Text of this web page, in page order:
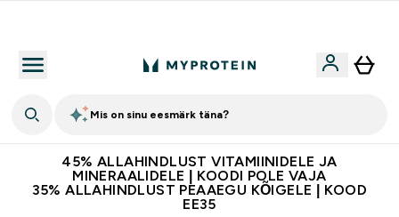
Mis on sinu eesmärk täna?
45% ALLAHINDLUST VITAMIINIDELE JA
MINERAALIDELE | KOODI POLE VAJA
35% ALLAHINDLUST PEAAEGU KÕIGELE | KOOD
EE35